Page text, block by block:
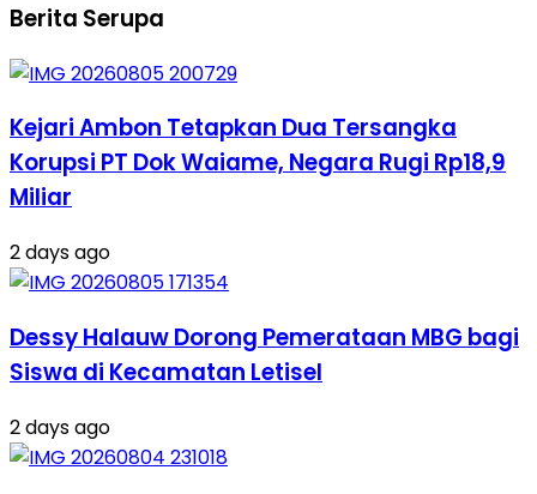
Berita Serupa
Kejari Ambon Tetapkan Dua Tersangka
Korupsi PT Dok Waiame, Negara Rugi Rp18,9
Miliar
2 days ago
Dessy Halauw Dorong Pemerataan MBG bagi
Siswa di Kecamatan Letisel
2 days ago